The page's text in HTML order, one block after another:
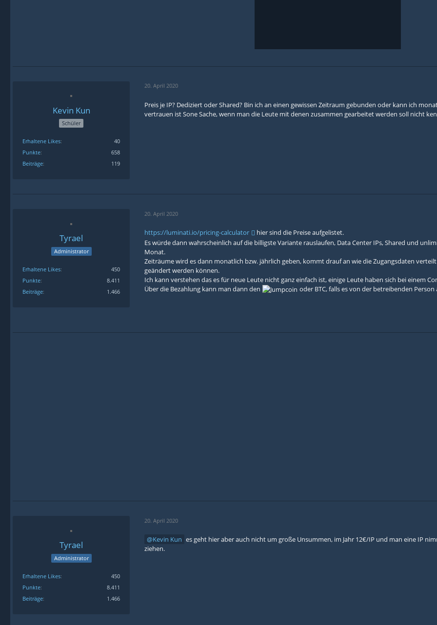
Kevin Kun
Schüler
Erhaltene Likes
40
Punkte
658
Beiträge
119
20. April 2020
Preis je IP? Dediziert oder Shared? Bin ich an einen gewissen Zeitraum gebunden oder kann ich
vertrauen ist Sone Sache, wenn man die Leute mit denen zusammen gearbeitet werden soll nicht
Tyrael
Administrator
Erhaltene Likes
450
Punkte
8.411
Beiträge
1.466
20. April 2020
https://luminati.io/pricing-calculator
hier sind die Preise aufgelistet.
Es würde dann wahrscheinlich auf die billigste Variante rauslaufen, Data Center IPs, Shared und
Monat.
Zeiträume wird es dann monatlich bzw. jährlich geben, kommt drauf an wie die Zugangsdaten
geändert werden können.
Ich kann verstehen das es für neue Leute nicht ganz einfach ist, einige Leute haben sich bei einem
Über die Bezahlung kann man dann den
oder BTC, falls es von der betreibenden
Tyrael
Administrator
Erhaltene Likes
450
Punkte
8.411
Beiträge
1.466
20. April 2020
Kevin Kun es geht hier aber auch nicht um große Unsummen, im Jahr 12€/IP und man eine IP
ziehen.